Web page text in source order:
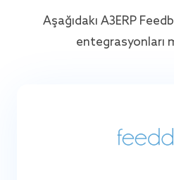
Aşağıdaki A3ERP
entegrasyonları